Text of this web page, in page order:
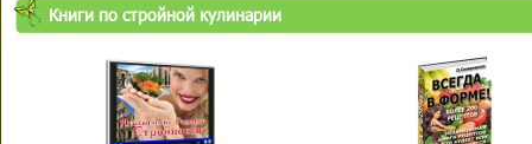
Книги по стройной кулинарии